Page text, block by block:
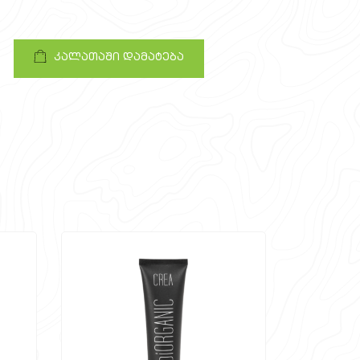
კალათაში დამატება